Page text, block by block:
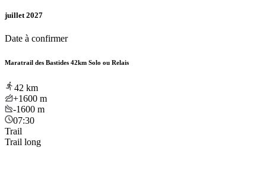
juillet 2027
Date à confirmer
Maratrail des Bastides 42km Solo ou Relais
42 km
+1600 m
-1600 m
07:30
Trail
Trail long